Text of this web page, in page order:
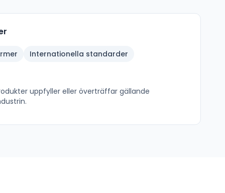
Internationella standarder
uppfyller eller överträffar gällande